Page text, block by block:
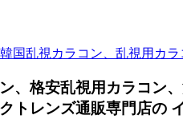
国乱視カラコン、乱視用カ
、格安乱視用カラコン
トレンズ通販専門店の